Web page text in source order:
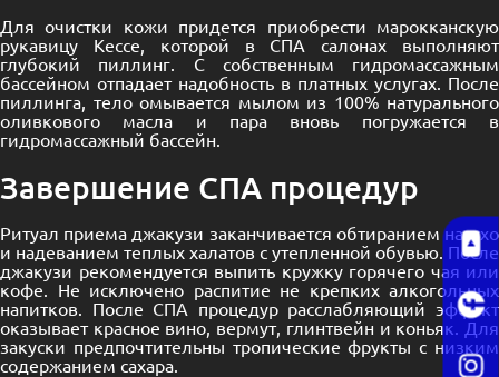
Для очистки кожи придется приобрести марокканскую
рукавицу Кессе, которой в СПА салонах выполняют
глубокий пиллинг. С собственным гидромассажным
бассейном отпадает надобность в платных услугах. После
пиллинга, тело омывается мылом из 100% натурального
оливкового масла и пара вновь погружается в
гидромассажный бассейн.
Завершение СПА процедур
Ритуал приема джакузи заканчивается обтиранием насухо
и надеванием теплых халатов с утепленной обувью. После
джакузи рекомендуется выпить кружку горячего чая или
кофе. Не исключено распитие не крепких алкогольных
напитков. После СПА процедур расслабляющий эффект
оказывает красное вино, вермут, глинтвейн и коньяк. Для
закуски предпочтительны тропические фрукты с низким
содержанием сахара.